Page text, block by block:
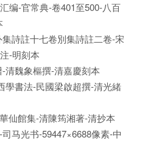
编-官常典-卷401至500-八百
詩註十七卷別集詩註二卷-宋
-明刻本
清魏象樞撰-清嘉慶刻本
學書法-民國梁啟超撰-清光緒
仙館集-清陳筠湘著-清抄本
马光书-59447×6688像素-中